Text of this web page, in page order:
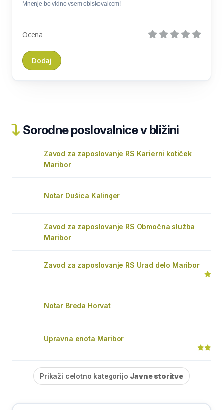
Mnenje bo vidno vsem obiskovalcem!
Ocena
Sorodne poslovalnice v bližini
Zavod za zaposlovanje RS Karierni kotiček
Maribor
Notar Dušica Kalinger
Zavod za zaposlovanje RS Območna služba
Maribor
Zavod za zaposlovanje RS Urad delo Maribor
Notar Breda Horvat
Upravna enota Maribor
Prikaži celotno kategorijo Javne storitve